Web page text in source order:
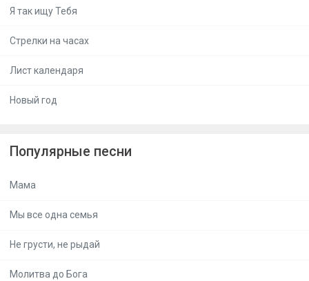
Я так ищу Тебя
Стрелки на часах
Лист календаря
Новый год
Популярные песни
Мама
Мы все одна семья
Не грусти, не рыдай
Молитва до Бога